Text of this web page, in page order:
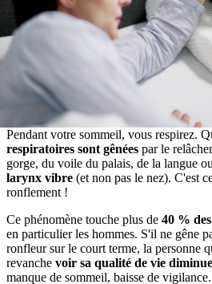
Pendant votre sommeil, vous respirez.
respiratoires sont gênées par le
gorge, du voile du palais, de la langue
larynx vibre (et non pas le nez). C'est
ronflement !
Ce phénomène touche plus de 40 %
en particulier les hommes. S'il ne gêne
ronfleur sur le court terme, la personne
revanche voir sa qualité de vie
manque de sommeil, baisse de